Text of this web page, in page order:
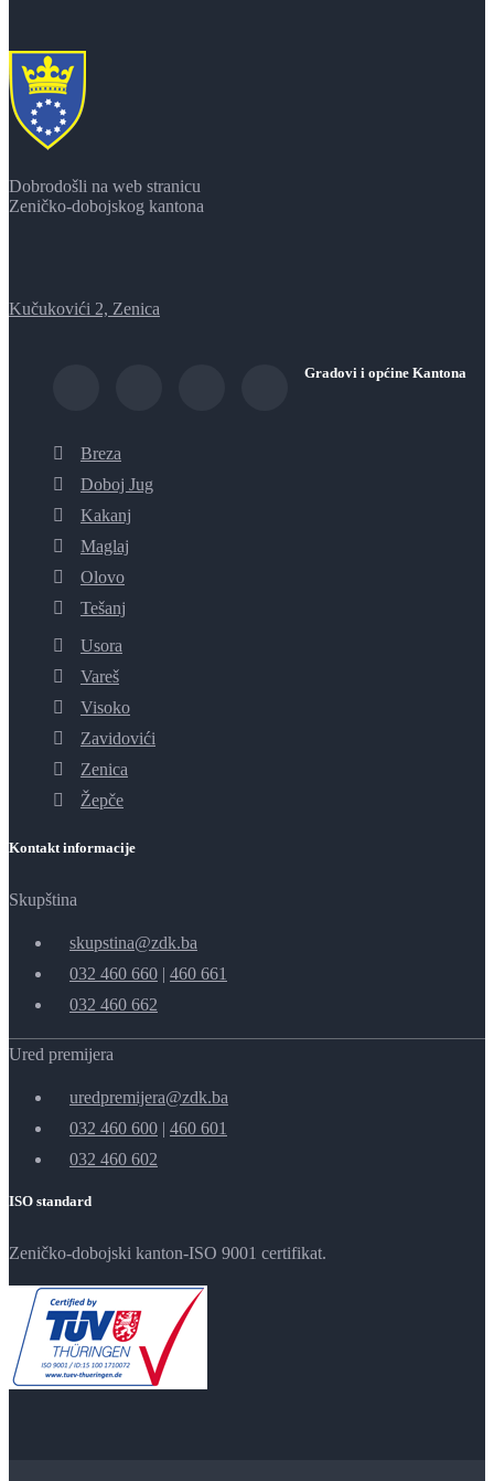
Dobrodošli na web stranicu
Zeničko-dobojskog kantona
Kučukovići 2, Zenica
Gradovi i općine Kantona
Breza
Doboj Jug
Kakanj
Maglaj
Olovo
Tešanj
Usora
Vareš
Visoko
Zavidovići
Zenica
Žepče
Kontakt informacije
Skupština
skupstina@zdk.ba
032 460 660 | 460 661
032 460 662
Ured premijera
uredpremijera@zdk.ba
032 460 600 | 460 601
032 460 602
ISO standard
Zeničko-dobojski kanton-ISO 9001 certifikat.